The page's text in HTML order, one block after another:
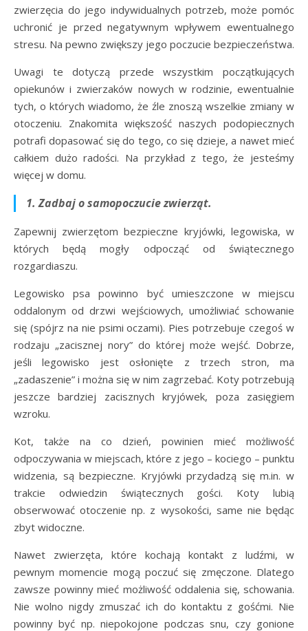
zwierzęcia do jego indywidualnych potrzeb, może pomóc
uchronić je przed negatywnym wpływem ewentualnego
stresu. Na pewno zwiększy jego poczucie bezpieczeństwa.
Uwagi te dotyczą przede wszystkim początkujących
opiekunów i zwierzaków nowych w rodzinie, ewentualnie
tych, o których wiadomo, że źle znoszą wszelkie zmiany w
otoczeniu. Znakomita większość naszych podopiecznych
potrafi dopasować się do tego, co się dzieje, a nawet mieć
całkiem dużo radości. Na przykład z tego, że jesteśmy
więcej w domu.
1. Zadbaj o samopoczucie zwierząt.
Zapewnij zwierzętom bezpieczne kryjówki, legowiska, w
których będą mogły odpocząć od świątecznego
rozgardiaszu.
Legowisko psa powinno być umieszczone w miejscu
oddalonym od drzwi wejściowych, umożliwiać schowanie
się (spójrz na nie psimi oczami). Pies potrzebuje czegoś w
rodzaju „zacisznej nory” do której może wejść. Dobrze,
jeśli legowisko jest osłonięte z trzech stron, ma
„zadaszenie” i można się w nim zagrzebać. Koty potrzebują
jeszcze bardziej zacisznych kryjówek, poza zasięgiem
wzroku.
Kot, także na co dzień, powinien mieć możliwość
odpoczywania w miejscach, które z jego – kociego – punktu
widzenia, są bezpieczne. Kryjówki przydadzą się m.in. w
trakcie odwiedzin świątecznych gości. Koty lubią
obserwować otoczenie np. z wysokości, same nie będąc
zbyt widoczne.
Nawet zwierzęta, które kochają kontakt z ludźmi, w
pewnym momencie mogą poczuć się zmęczone. Dlatego
zawsze powinny mieć możliwość oddalenia się, schowania.
Nie wolno nigdy zmuszać ich do kontaktu z gośćmi. Nie
powinny być np. niepokojone podczas snu, czy gonione